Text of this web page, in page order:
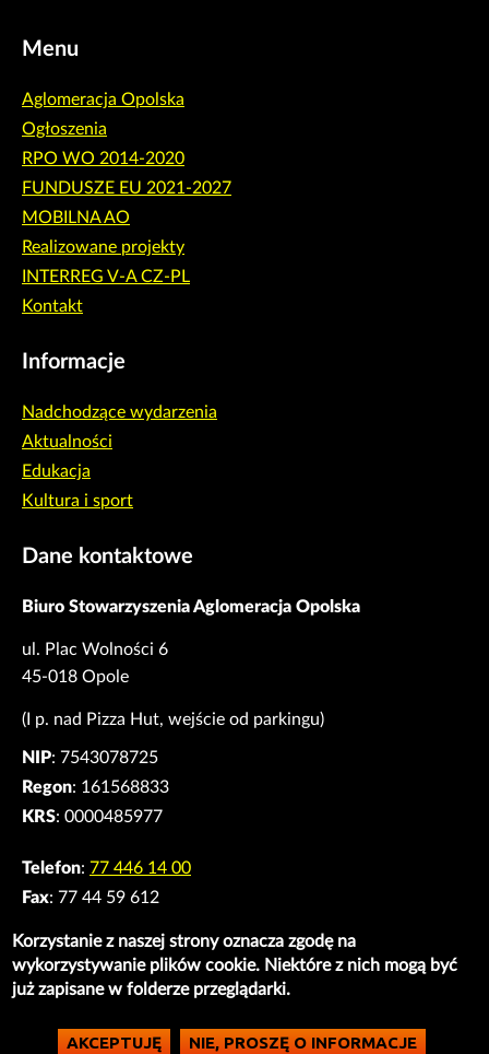
Menu
Aglomeracja Opolska
Ogłoszenia
RPO WO 2014-2020
FUNDUSZE EU 2021-2027
MOBILNA AO
Realizowane projekty
INTERREG V-A CZ-PL
Kontakt
Informacje
Nadchodzące wydarzenia
Aktualności
Edukacja
Kultura i sport
Dane kontaktowe
Biuro Stowarzyszenia Aglomeracja Opolska
ul. Plac Wolności 6
45-018 Opole
(I p. nad Pizza Hut, wejście od parkingu)
NIP: 7543078725
Regon: 161568833
KRS: 0000485977
Telefon: 77 446 14 00
Fax: 77 44 59 612
Godziny pracy: Pn-Pt 07.30 - 15.30
Copyright © Aglomeracja Opolska 2016
Korzystanie z naszej strony oznacza zgodę na
wykorzystywanie plików cookie. Niektóre z nich mogą być
już zapisane w folderze przeglądarki.
AKCEPTUJĘ NIE, PROSZĘ O INFORMACJE